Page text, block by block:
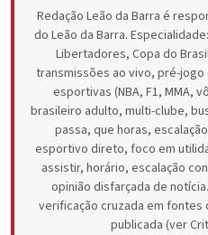
Redação Leão da Barra é
do Leão da Barra.
Libertadores, Copa do
transmissões ao vivo, pré-
esportivas (NBA, F1, MMA,
brasileiro adulto, multi-clube,
passa, que horas,
esportivo direto, foco em
assistir, horário, escalação
opinião disfarçada de
verificação cruzada em
publicada (ver